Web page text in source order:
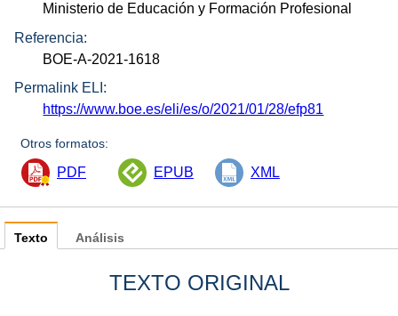
Ministerio de Educación y Formación Profesional
Referencia:
BOE-A-2021-1618
Permalink ELI:
https://www.boe.es/eli/es/o/2021/01/28/efp81
Otros formatos:
PDF EPUB XML
Texto
TEXTO ORIGINAL
Análisis